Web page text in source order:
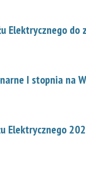
Elektrycznego
I stopnia na
Elektrycznego